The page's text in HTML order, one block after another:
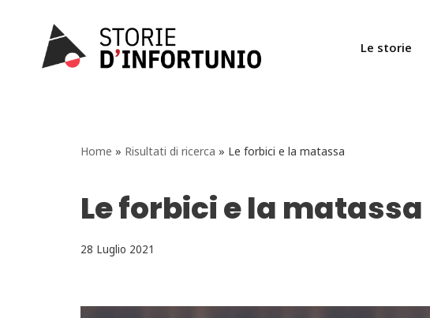
Le storie
Home » Risultati di ricerca » Le forbici e la matassa
Le forbici e la matassa
28 Luglio 2021